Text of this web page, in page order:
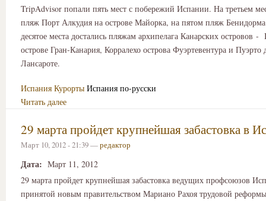
TripAdvisor попали пять мест с побережий Испании. На третьем
пляж Порт Алкудия на острове Майорка, на пятом пляж
десятое места достались пляжам архипелага Канарских островов
острове Гран-Канария, Корралехо острова Фуэртевентура и Пуэрто
Лансароте.
Испания Курорты Испания по-русски
Читать далее
29 марта пройдет крупнейшая забастовка в
Март 10, 2012 - 21:39 —редактор
Дата: Март 11, 2012
29 марта пройдет крупнейшая забастовка ведущих профсоюзов
принятой новым правительством Мариано Рахоя трудовой